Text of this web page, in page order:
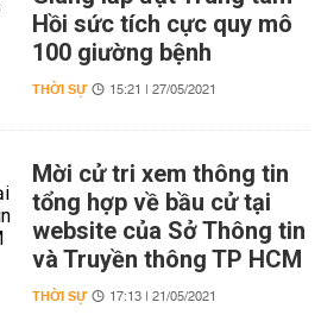
Hồi sức tích cực quy mô
100 giường bệnh
THỜI SỰ 15:21 | 27/05/2021
Mời cử tri xem thông tin
tổng hợp về bầu cử tại
website của Sở Thông tin
và Truyền thông TP HCM
THỜI SỰ 17:13 | 21/05/2021